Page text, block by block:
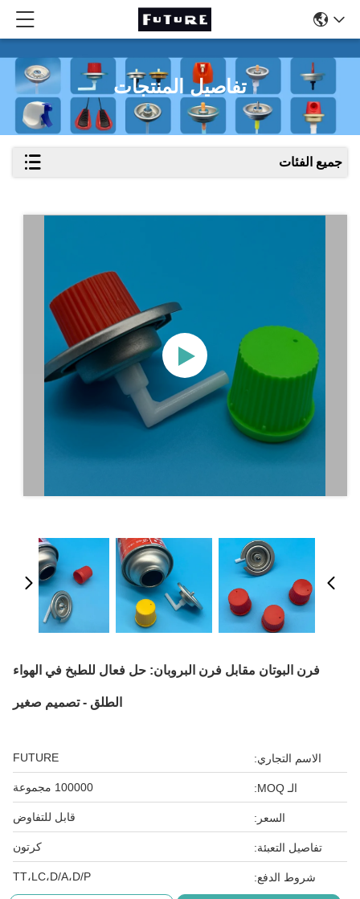
تفاصيل المنتجات
جميع الفئات
فرن البوتان مقابل فرن البروبان: حل فعال للطبخ في الهواء
الطلق - تصميم صغير
الاسم التجاري: FUTURE
الـ MOQ: 100000 مجموعة
السعر: قابل للتفاوض
تفاصيل التعبئة: كرتون
شروط الدفع: TT،LC،D/A،D/P